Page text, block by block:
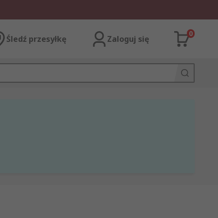
Śledź przesyłkę Zaloguj się
0